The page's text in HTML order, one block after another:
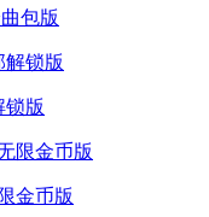
包版
锁版
金币版